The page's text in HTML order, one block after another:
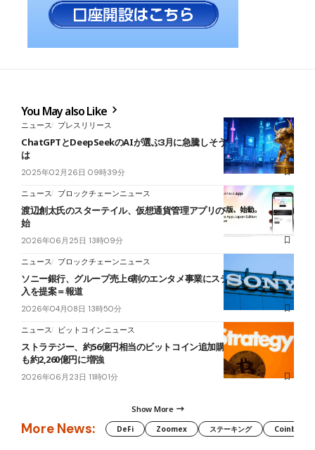
You May also Like
ニュース プレスリリース
ChatGPTとDeepSeekのAIが選ぶ3月に急騰しそうな仮想通貨5選と
は
2025年02月26日 09時39分
ニュース ブロックチェーンニュース
渡辺創太氏のスターテイル、仮想通貨管理アプリの日本版を提供開
始
2026年06月25日 13時09分
ニュース ブロックチェーンニュース
ソニー銀行、グループ売上6割のエンタメ事業にステーブルコイン導
入を提案＝報道
2026年04月08日 13時50分
ニュース ビットコインニュース
ストラテジー、約56億円相当のビットコイン追加購入──現金準備金
も約2,260億円に増強
2026年06月23日 11時01分
Show More
More News: DeFi Zoomex ステーキング Coinbase